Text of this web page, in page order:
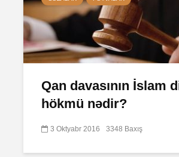
Qan davasının İslam
hökmü nədir?
3 Oktyabr 2016 3348 Baxış